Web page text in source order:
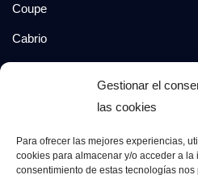
Gestionar el
las cookies
Para ofrecer las mejores experiencias,
cookies para almacenar y/o acceder a la
consentimiento de estas tecnologías nos
Coupe
Cabrio